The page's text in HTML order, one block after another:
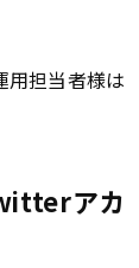
用担当者様は
アカ